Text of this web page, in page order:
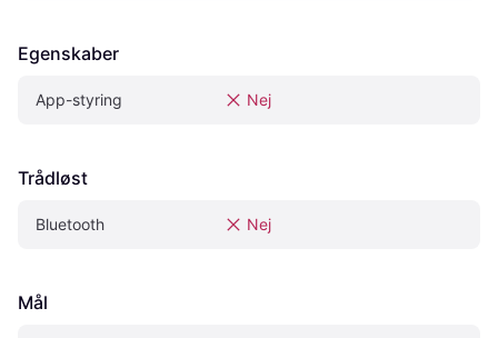
Egenskaber
App-styring Nej
Trådløst
Bluetooth Nej
Mål